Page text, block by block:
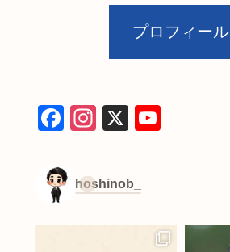
プロフィール
F
c
e
b
In
gr
a
X
u
hoshinob_